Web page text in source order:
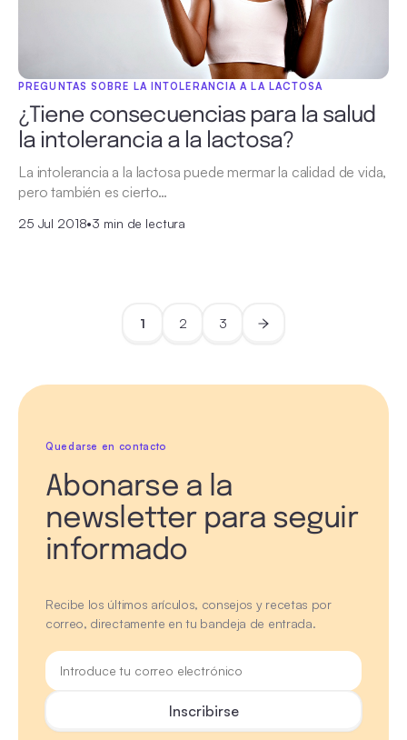
PREGUNTAS SOBRE LA INTOLERANCIA A LA LACTOSA
¿Tiene consecuencias para la salud
la intolerancia a la lactosa?
La intolerancia a la lactosa puede mermar la calidad de vida,
pero también es cierto…
25 Jul 2018•3 min de lectura
1 2 3
Quedarse en contacto
Abonarse a la
newsletter para seguir
informado
Recibe los últimos arículos, consejos y recetas por
correo, directamente en tu bandeja de entrada.